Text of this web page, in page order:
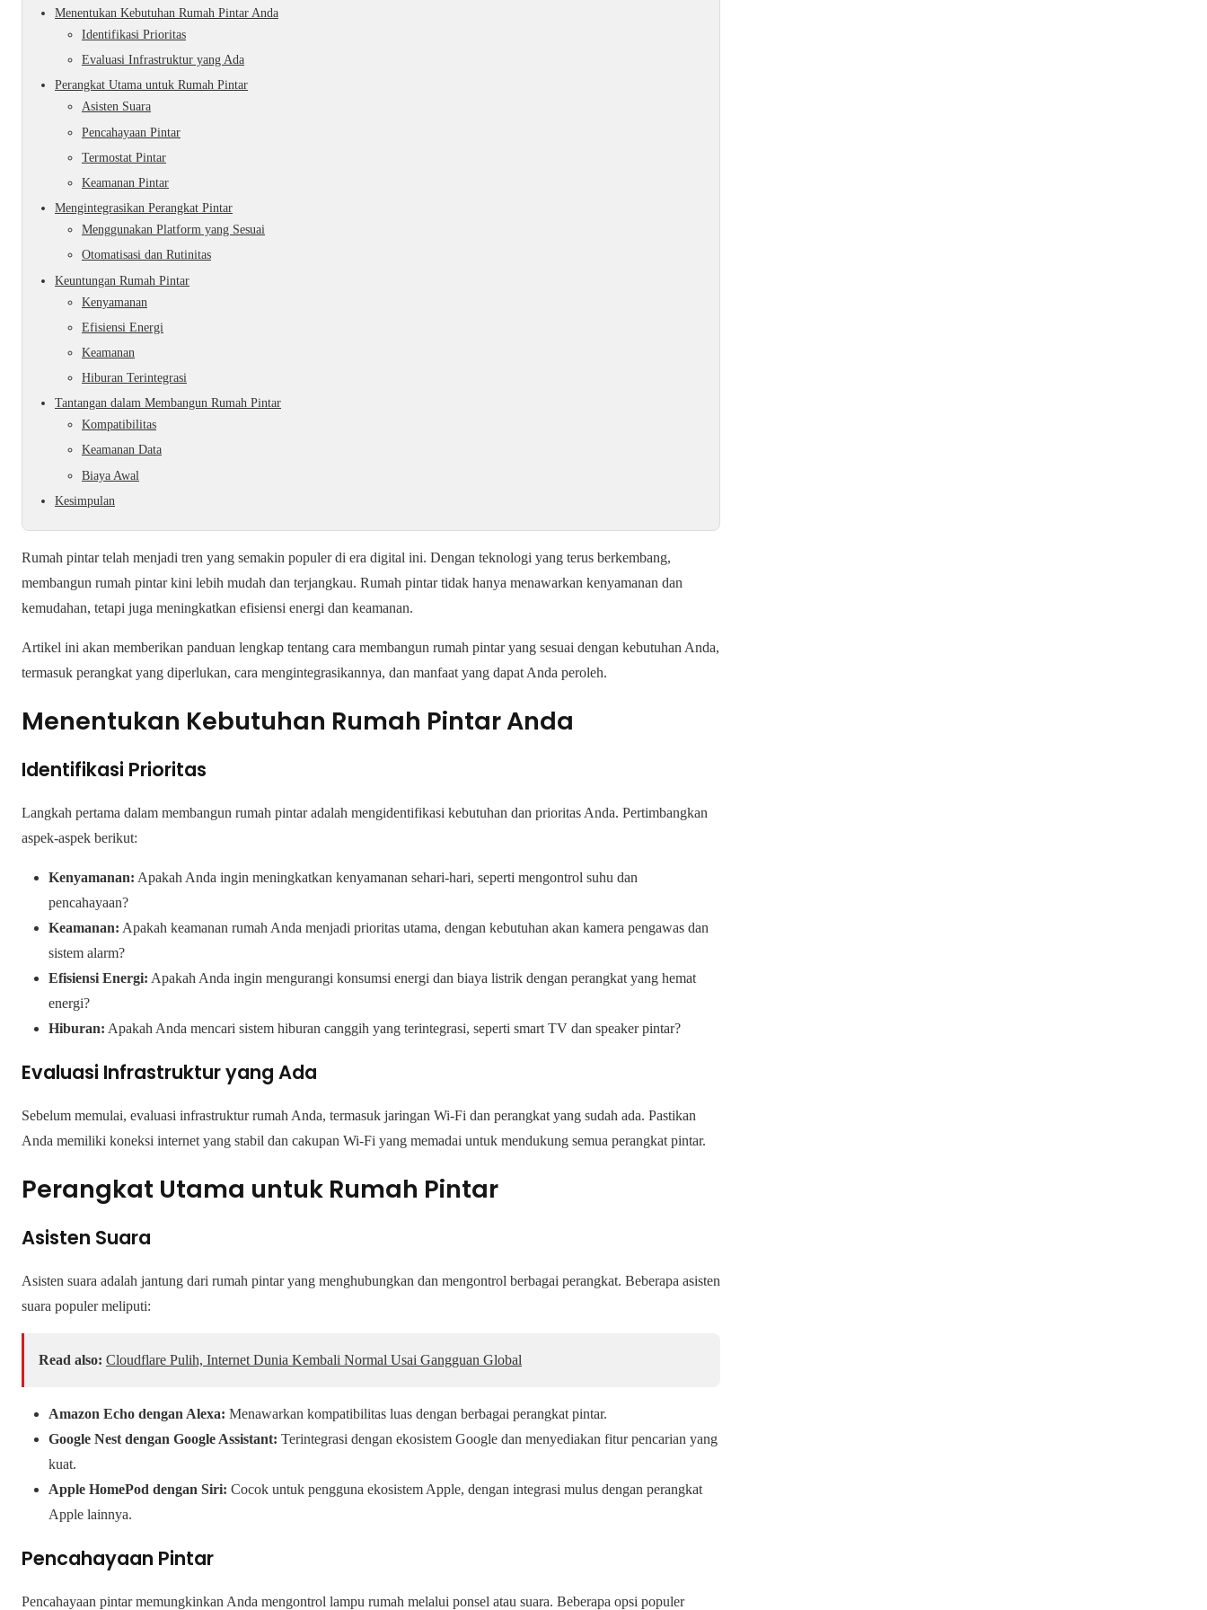
Menentukan Kebutuhan Rumah Pintar Anda
Identifikasi Prioritas
Evaluasi Infrastruktur yang Ada
Perangkat Utama untuk Rumah Pintar
Asisten Suara
Pencahayaan Pintar
Termostat Pintar
Keamanan Pintar
Mengintegrasikan Perangkat Pintar
Menggunakan Platform yang Sesuai
Otomatisasi dan Rutinitas
Keuntungan Rumah Pintar
Kenyamanan
Efisiensi Energi
Keamanan
Hiburan Terintegrasi
Tantangan dalam Membangun Rumah Pintar
Kompatibilitas
Keamanan Data
Biaya Awal
Kesimpulan
Rumah pintar telah menjadi tren yang semakin populer di era digital ini. Dengan teknologi yang terus berkembang,
membangun rumah pintar kini lebih mudah dan terjangkau. Rumah pintar tidak hanya menawarkan kenyamanan dan
kemudahan, tetapi juga meningkatkan efisiensi energi dan keamanan.
Artikel ini akan memberikan panduan lengkap tentang cara membangun rumah pintar yang sesuai dengan kebutuhan Anda,
termasuk perangkat yang diperlukan, cara mengintegrasikannya, dan manfaat yang dapat Anda peroleh.
Menentukan Kebutuhan Rumah Pintar Anda
Identifikasi Prioritas
Langkah pertama dalam membangun rumah pintar adalah mengidentifikasi kebutuhan dan prioritas Anda. Pertimbangkan
aspek-aspek berikut:
Kenyamanan: Apakah Anda ingin meningkatkan kenyamanan sehari-hari, seperti mengontrol suhu dan
pencahayaan?
Keamanan: Apakah keamanan rumah Anda menjadi prioritas utama, dengan kebutuhan akan kamera pengawas dan
sistem alarm?
Efisiensi Energi: Apakah Anda ingin mengurangi konsumsi energi dan biaya listrik dengan perangkat yang hemat
energi?
Hiburan: Apakah Anda mencari sistem hiburan canggih yang terintegrasi, seperti smart TV dan speaker pintar?
Evaluasi Infrastruktur yang Ada
Sebelum memulai, evaluasi infrastruktur rumah Anda, termasuk jaringan Wi-Fi dan perangkat yang sudah ada. Pastikan
Anda memiliki koneksi internet yang stabil dan cakupan Wi-Fi yang memadai untuk mendukung semua perangkat pintar.
Perangkat Utama untuk Rumah Pintar
Asisten Suara
Asisten suara adalah jantung dari rumah pintar yang menghubungkan dan mengontrol berbagai perangkat. Beberapa asisten
suara populer meliputi:
Read also: Cloudflare Pulih, Internet Dunia Kembali Normal Usai Gangguan Global
Amazon Echo dengan Alexa: Menawarkan kompatibilitas luas dengan berbagai perangkat pintar.
Google Nest dengan Google Assistant: Terintegrasi dengan ekosistem Google dan menyediakan fitur pencarian yang
kuat.
Apple HomePod dengan Siri: Cocok untuk pengguna ekosistem Apple, dengan integrasi mulus dengan perangkat
Apple lainnya.
Pencahayaan Pintar
Pencahayaan pintar memungkinkan Anda mengontrol lampu rumah melalui ponsel atau suara. Beberapa opsi populer